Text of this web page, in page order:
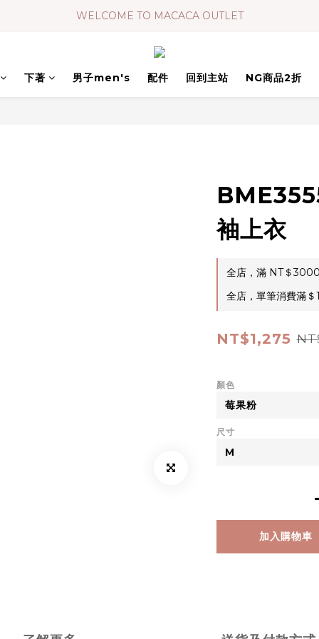
WELCOME TO MACACA OUTLET
下著 男子men's 配件 回到主站 NG商品2折
袖上衣
全店，滿 NT＄
全店，單筆消費滿
NT$1,275
顏色
尺寸
加入購物車